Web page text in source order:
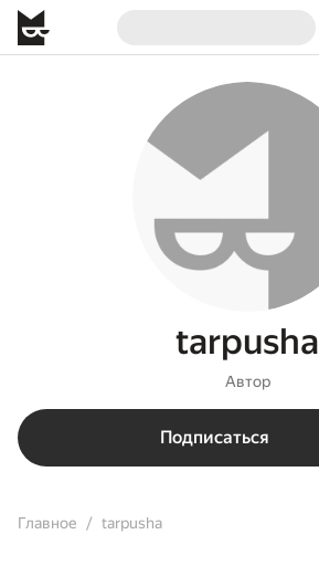
tarpusha
Автор
Подписаться
Главное tarpusha